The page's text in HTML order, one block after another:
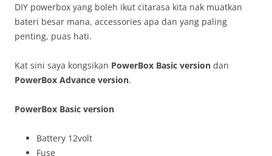
DIY powerbox yang boleh ikut citarasa kita nak muatkan
bateri besar mana, accessories apa dan yang paling
penting, puas hati.
Kat sini saya kongsikan PowerBox Basic version dan
PowerBox Advance version.
PowerBox Basic version
Battery 12volt
Fuse